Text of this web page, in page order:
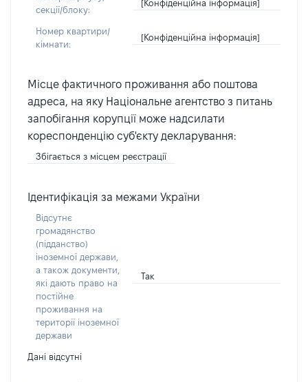
секції/блоку:
[Конфіденційна інформація]
Номер квартири/
кімнати:
[Конфіденційна інформація]
Місце фактичного проживання або поштова
адреса, на яку Національне агентство з питань
запобігання корупції може надсилати
кореспонденцію суб'єкту декларування:
Збігається з місцем реєстрації
Ідентифікація за межами України
Відсутнє
громадянство
(підданство)
іноземної держави,
а також документи,
які дають право на
постійне
проживання на
території іноземної
держави
Так
Дані відсутні